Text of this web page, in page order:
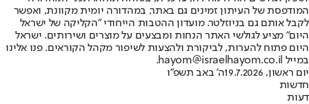
המודפסת של העיתון זמינים גם באתר, במהדורה יומית מקוונת, ואפשר
לקבל אותם גם בניוזלטר. מועדון ההטבות הייחודי "הקליקה של ישראל
היום" מציע לגולשי האתר הנחות ומבצעים על מוצרים ושירותים. ישראל
היום פתוח להערות, לביקורת ולהצעות לשיפור מקהל הקוראים. פנו אלינו
במייל hayom@israelhayom.co.il.
יום ראשון, 19.7.2026
ה' באב תשפ"ו
חדשות
דעות